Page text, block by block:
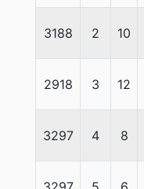
3188 2 10
2918 3 12
3297 4 8